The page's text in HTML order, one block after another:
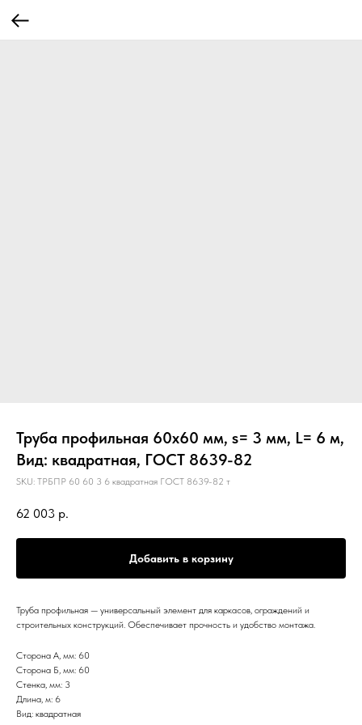
Труба профильная 60х60 мм, s= 3 мм, L= 6 м,
Вид: квадратная, ГОСТ 8639-82
SKU: ТРБПР 60 60 3 6 квадратная ГОСТ 8639-82 т
62 003 р.
Добавить в корзину
Труба профильная — универсальный элемент для каркасов, ограждений и
строительных конструкций. Обеспечивает прочность и удобство монтажа.
Сторона А, мм: 60
Сторона Б, мм: 60
Стенка, мм: 3
Длина, м: 6
Вид: квадратная